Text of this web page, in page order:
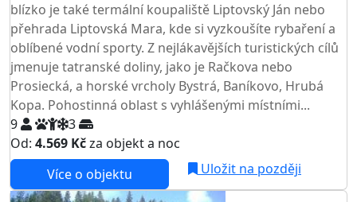
blízko je také termální koupaliště Liptovský Ján nebo
přehrada Liptovská Mara, kde si vyzkoušíte rybaření a
oblíbené vodní sporty. Z nejlákavějších turistických cílů
jmenuje tatranské doliny, jako je Račkova nebo
Prosiecká, a horské vrcholy Bystrá, Baníkovo, Hrubá
Kopa. Pohostinná oblast s vyhlášenými místními...
9
3
Od: 4.569 Kčza objekt a noc
Více o objektu
Uložit na později